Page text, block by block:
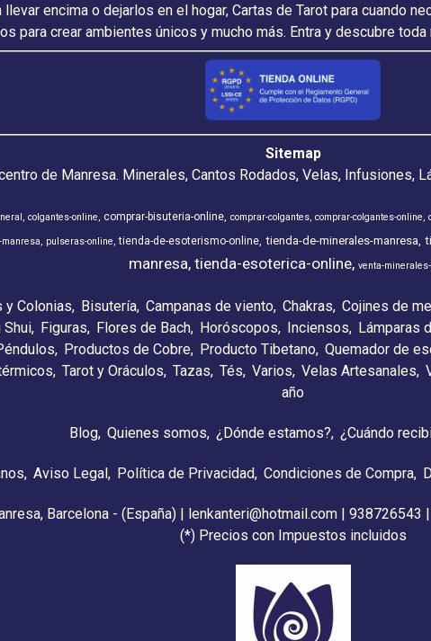
encima o dejarlos en el hogar, Cartas de Tarot para cuando
para crear ambientes únicos y mucho más. Entra y descubre
Sitemap
de Manresa. Minerales, Cantos Rodados, Velas, Infusiones,
colgantes-online comprar-bisuteria-online comprar-colgantes comprar-colgantes-online
pulseras-online tienda-de-esoterismo-online tienda-de-minerales-manresa
manresa tienda-esoterica-online venta-
y Colonias Bisutería Campanas de viento Chakras Cojines de
Shui Figuras Flores de Bach Horóscopos Inciensos Lámparas
Productos de Cobre Producto Tibetano Quemador de
Tarot y Oráculos Tazas Tés Varios Velas Artesanales
año
Blog Quienes somos ¿Dónde estamos? ¿Cuándo
Aviso Legal Política de Privacidad Condiciones de Compra
Barcelona - (España) | lenkanteri@hotmail.com |938726543
(*) Precios con Impuestos incluidos